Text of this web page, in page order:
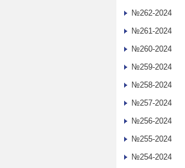
№262-2024
№261-2024
№260-2024
№259-2024
№258-2024
№257-2024
№256-2024
№255-2024
№254-2024